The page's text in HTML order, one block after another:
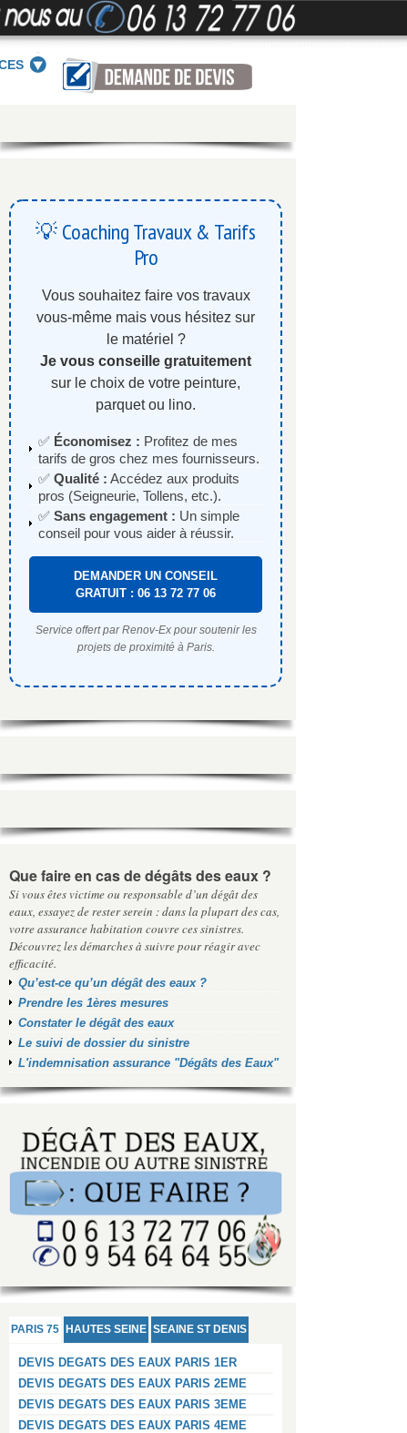
💡 Coaching Travaux & Tarifs
Pro
Vous souhaitez faire vos travaux
vous-même mais vous hésitez sur
le matériel ?
Je vous conseille gratuitement
sur le choix de votre peinture,
parquet ou lino.
✅ Économisez : Profitez de mes
tarifs de gros chez mes fournisseurs.
✅ Qualité : Accédez aux produits
pros (Seigneurie, Tollens, etc.).
✅ Sans engagement : Un simple
conseil pour vous aider à réussir.
DEMANDER UN CONSEIL
GRATUIT : 06 13 72 77 06
Service offert par Renov-Ex pour soutenir les
projets de proximité à Paris.
Que faire en cas de dégâts des eaux ?
Si vous êtes victime ou responsable d’un dégât des
eaux, essayez de rester serein : dans la plupart des cas,
votre assurance habitation couvre ces sinistres.
Découvrez les démarches à suivre pour réagir avec
efficacité.
Qu’est-ce qu’un dégât des eaux ?
Prendre les 1ères mesures
Constater le dégât des eaux
Le suivi de dossier du sinistre
L'indemnisation assurance "Dégâts des Eaux"
PARIS 75 HAUTES SEINE SEAINE ST DENIS
DEVIS DEGATS DES EAUX PARIS 1ER
DEVIS DEGATS DES EAUX PARIS 2EME
DEVIS DEGATS DES EAUX PARIS 3EME
DEVIS DEGATS DES EAUX PARIS 4EME